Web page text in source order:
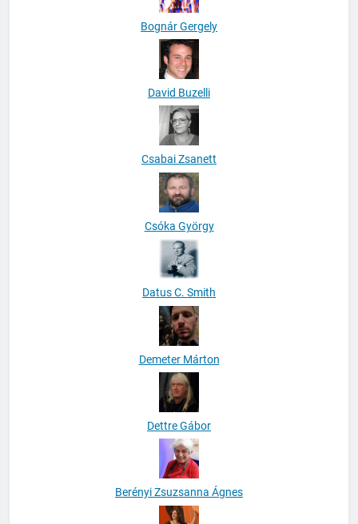
Bognár Gergely
David Buzelli
Csabai Zsanett
Csóka György
Datus C. Smith
Demeter Márton
Dettre Gábor
Berényi Zsuzsanna Ágnes